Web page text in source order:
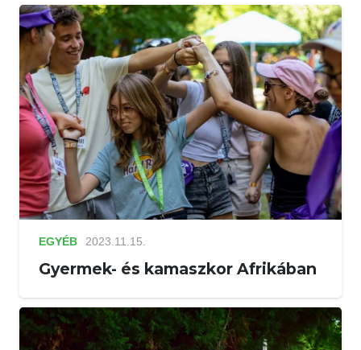
EGYÉB 2023.11.15.
Gyermek- és kamaszkor Afrikában